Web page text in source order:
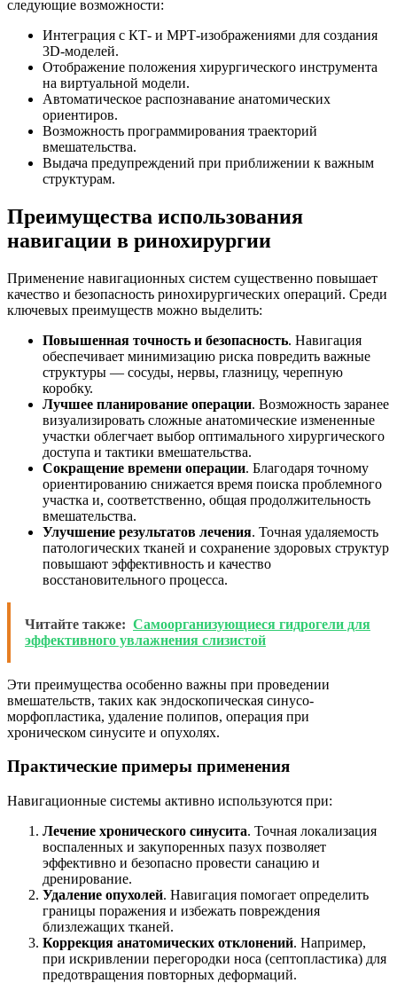
следующие возможности:
Интеграция с КТ- и МРТ-изображениями для создания
3D-моделей.
Отображение положения хирургического инструмента
на виртуальной модели.
Автоматическое распознавание анатомических
ориентиров.
Возможность программирования траекторий
вмешательства.
Выдача предупреждений при приближении к важным
структурам.
Преимущества использования
навигации в ринохирургии
Применение навигационных систем существенно повышает
качество и безопасность ринохирургических операций. Среди
ключевых преимуществ можно выделить:
Повышенная точность и безопасность. Навигация
обеспечивает минимизацию риска повредить важные
структуры — сосуды, нервы, глазницу, черепную
коробку.
Лучшее планирование операции. Возможность заранее
визуализировать сложные анатомические измененные
участки облегчает выбор оптимального хирургического
доступа и тактики вмешательства.
Сокращение времени операции. Благодаря точному
ориентированию снижается время поиска проблемного
участка и, соответственно, общая продолжительность
вмешательства.
Улучшение результатов лечения. Точная удаляемость
патологических тканей и сохранение здоровых структур
повышают эффективность и качество
восстановительного процесса.
Читайте также: Самоорганизующиеся гидрогели для
эффективного увлажнения слизистой
Эти преимущества особенно важны при проведении
вмешательств, таких как эндоскопическая синусо­
морфопластика, удаление полипов, операция при
хроническом синусите и опухолях.
Практические примеры применения
Навигационные системы активно используются при:
Лечение хронического синусита. Точная локализация
воспаленных и закупоренных пазух позволяет
эффективно и безопасно провести санацию и
дренирование.
Удаление опухолей. Навигация помогает определить
границы поражения и избежать повреждения
близлежащих тканей.
Коррекция анатомических отклонений. Например,
при искривлении перегородки носа (септопластика) для
предотвращения повторных деформаций.